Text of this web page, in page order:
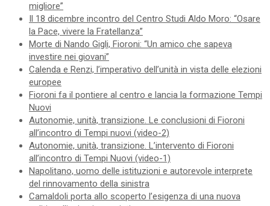
migliore”
Il 18 dicembre incontro del Centro Studi Aldo Moro: “Osare
la Pace, vivere la Fratellanza”
Morte di Nando Gigli, Fioroni: “Un amico che sapeva
investire nei giovani”
Calenda e Renzi, l’imperativo dell’unità in vista delle elezioni
europee
Fioroni fa il pontiere al centro e lancia la formazione Tempi
Nuovi
Autonomie, unità, transizione. Le conclusioni di Fioroni
all’incontro di Tempi nuovi (video-2)
Autonomie, unità, transizione. L’intervento di Fioroni
all’incontro di Tempi Nuovi (video-1)
Napolitano, uomo delle istituzioni e autorevole interprete
del rinnovamento della sinistra
Camaldoli porta allo scoperto l’esigenza di una nuova